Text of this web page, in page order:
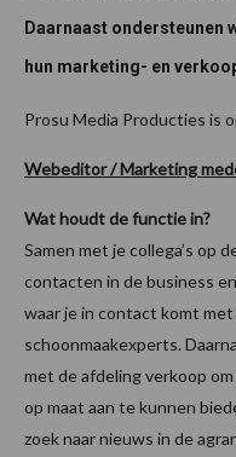
Daarnaast ondersteunen
hun marketing- en
Prosu Media Producties is
Webeditor / Marketing
Wat houdt de functie in?
Samen met je collega’s op
contacten in de business
waar je in contact komt
schoonmaakexperts.
met de afdeling verkoop om
op maat aan te kunnen
zoek naar nieuws in de